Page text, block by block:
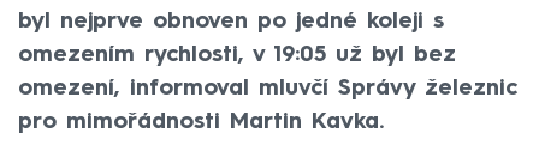
byl nejprve obnoven po jedné koleji s
omezením rychlosti, v 19:05 už byl bez
omezení, informoval mluvčí Správy železnic
pro mimořádnosti Martin Kavka.